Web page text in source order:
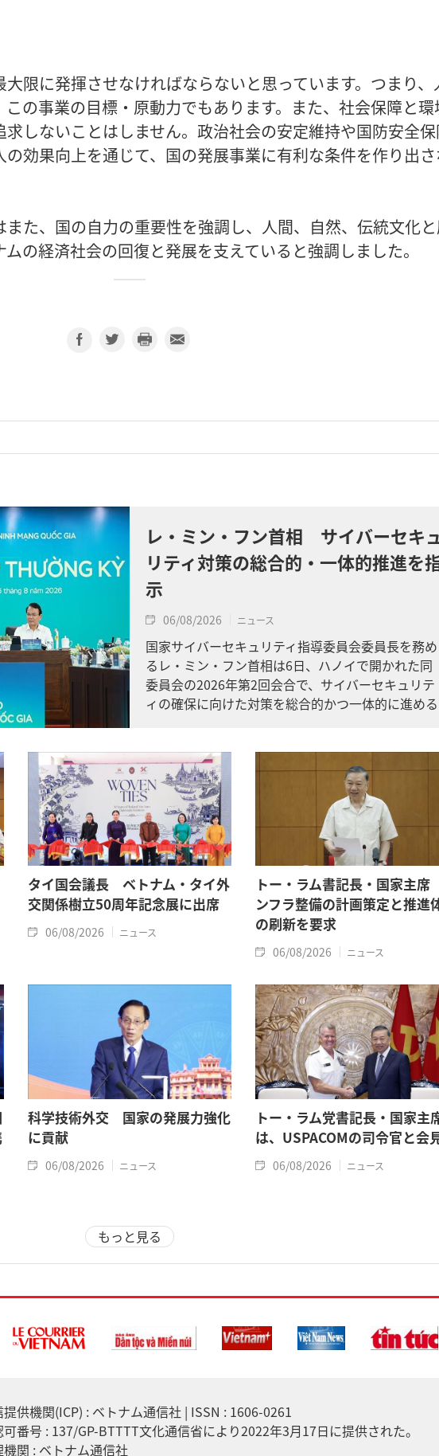
大限に発揮させなければならないと思っています。つまり、
の事業の目標・原動力でもあります。また、社会保障と環
しないことはしません。政治社会の安定維持や国防安全
効果向上を通じて、国の発展事業に有利な条件を作り出
た、国の自力の重要性を強調し、人間、自然、伝統文化
の経済社会の回復と発展を支えていると強調しました。
レ・ミン・フン首相 サイバーセキ
リティ対策の総合的・一体的推進を
示
06/08/2026 ニュース
国家サイバーセキュリティ指導委員会委員長を務め
るレ・ミン・フン首相は6日、ハノイで開かれた同
委員会の2026年第2回会合で、サイバーセキュリテ
ィの確保に向けた対策を総合的かつ一体的に進める
タイ国会議長 ベトナム・タイ外
交関係樹立50周年記念展に出席
06/08/2026 ニュース
トー・ラム書記長・国家主
ンフラ整備の計画策定と推進
の刷新を要求
06/08/2026 ニュース
科学技術外交 国家の発展力強化
に貢献
06/08/2026 ニュース
トー・ラム党書記長・国家主
は、USPACOMの司令官と会
06/08/2026 ニュース
もっと見る
供機関(ICP) : ベトナム通信社 | ISSN : 1606-0261
番号 : 137/GP-BTTTT文化通信省により2022年3月17日に提供された。
機関 : ベトナム通信社